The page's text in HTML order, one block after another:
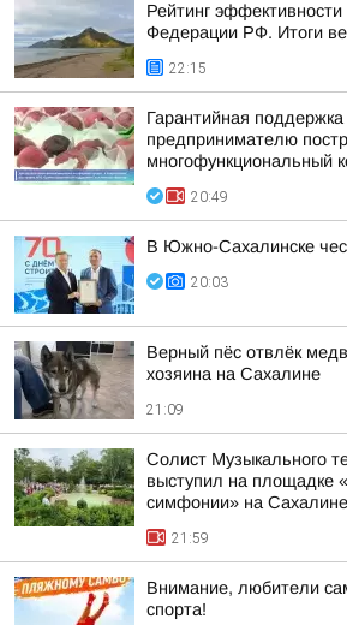
Рейтинг
Федерации РФ. Итоги
22:15
Гарантийная
предпринимателю
многофункциональный
20:49
В Южно-Сахалинске
20:03
Верный пёс отвлёк
хозяина на Сахалине
21:09
Солист Музыкального
выступил на площадке
симфонии» на Сахалине
21:59
Внимание, любители
спорта!